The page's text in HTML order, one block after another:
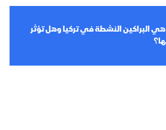
هي البراكين النشطة في تركيا وهل تؤثر